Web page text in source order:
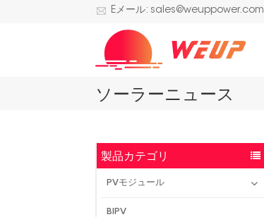
Eメール: sales@weuppower.com
ソーラーニュース
製品カテゴリ
PVモジュール
BIPV